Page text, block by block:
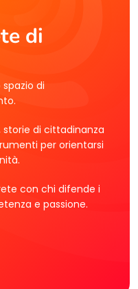
di
di
di cittadinanza
per orientarsi
con chi difende i
e passione.